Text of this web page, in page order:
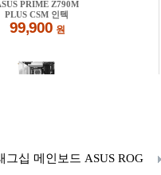
그십 메인보드 ASUS ROG